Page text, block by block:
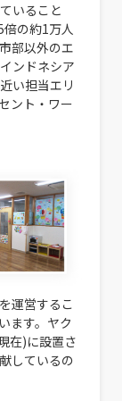
いること
倍の約1万人
部以外のエ
ンドネシア
い担当エリ
ント・ワー
運営するこ
ます。ヤク
在)に設置さ
しているの